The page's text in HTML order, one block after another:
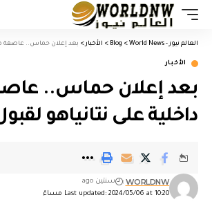
العالم نيوز - World News >
Blog
> الأخبار > بعد إعلان حماس.. عاصفة
الأخبار
بعد إعلان حماس..
داخلية على نتانياهو
Last updated: 2024/05/06 at 10:20 مساءً
WORLDNW سنتين ago